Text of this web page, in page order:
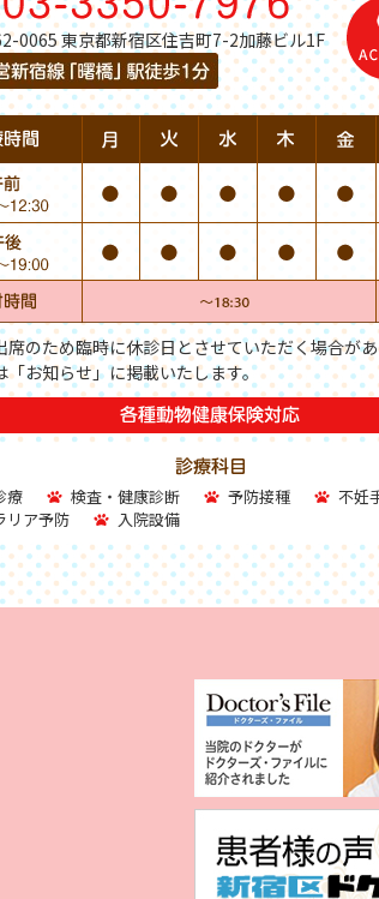
0065 東京都新宿区住吉町7-2加藤ビル1F
のため臨時に休診日とさせていただく場合が
お知らせ」に掲載いたします。
療 検査・健康診断 予防接種
不妊
リア予防
入院設備